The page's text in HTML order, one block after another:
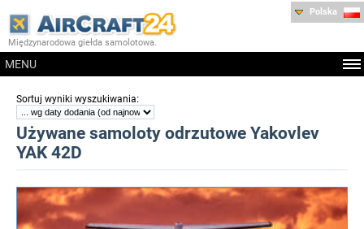
Międzynarodowa giełda samolotowa.
MENU
Polska
Sortuj wyniki wyszukiwania:
Używane samoloty odrzutowe Yakovlev
YAK 42D